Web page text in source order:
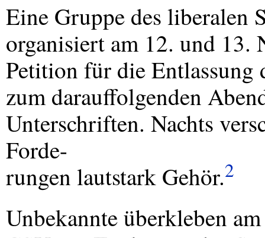
Eine Gruppe des liberalen
organisiert am 12. und 13.
Petition für die Entlassung
zum darauffolgenden
Unterschriften. Nachts
Forde-
rungen lautstark Gehör.2
Unbekannte überkleben